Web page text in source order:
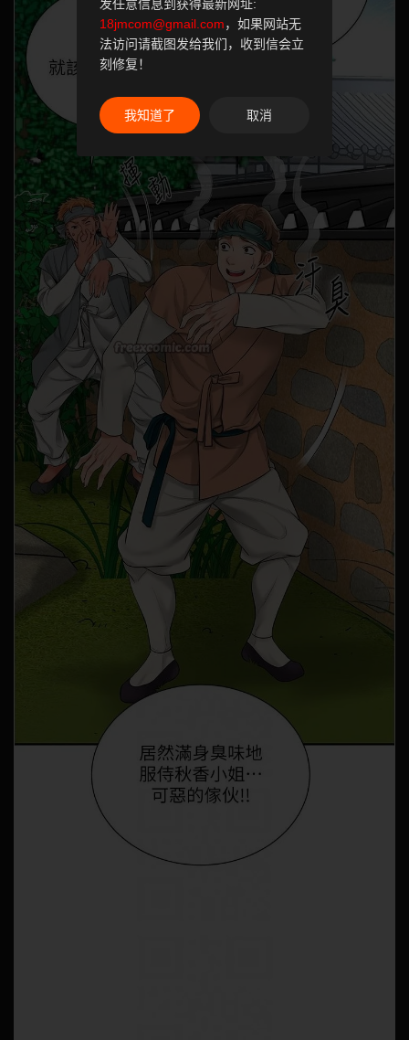
发任意信息到获得最新网址:
18jmcom@gmail.com，如果网站无
法访问请截图发给我们，收到信会立
刻修复！
我知道了 取消